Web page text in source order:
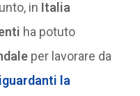
in Italia
ha potuto
per lavorare da
la